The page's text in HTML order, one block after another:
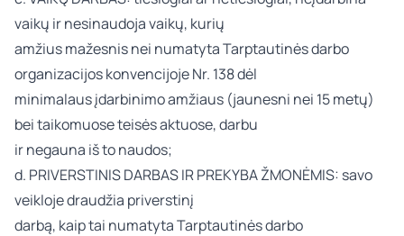
vaikų ir nesinaudoja vaikų, kurių
amžius mažesnis nei numatytaTarptautinės darbo
organizacijos konvencijoje Nr. 138 dėl
minimalaus įdarbinimo amžiaus (jaunesni nei 15 metų)
bei taikomuose teisės aktuose, darbu
ir negauna iš to naudos;
d. PRIVERSTINIS DARBAS IR PREKYBA ŽMONĖMIS: savo
veikloje draudžia priverstinį
darbą, kaip tai numatytaTarptautinės darbo